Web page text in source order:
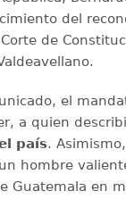
del
de
el
a quien
país.
hombre
Guatemala en